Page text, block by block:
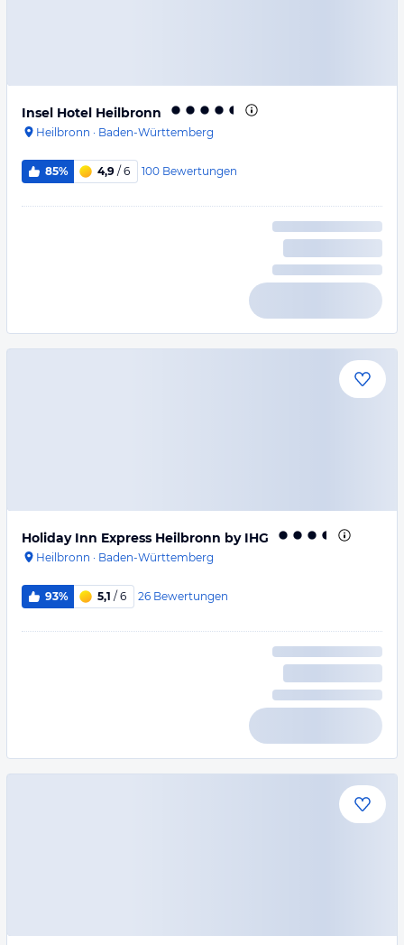
Insel Hotel Heilbronn
Heilbronn · Baden-Württemberg
85% 4,9 / 6 100 Bewertungen
Holiday Inn Express Heilbronn by IHG
Heilbronn · Baden-Württemberg
93% 5,1 / 6 26 Bewertungen